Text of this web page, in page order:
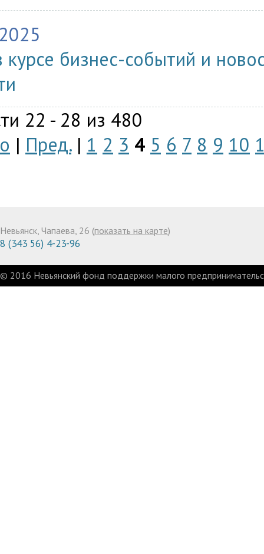
курсе бизнес-событий и
22 - 28 из 480
| Пред.| 1 2 3 4 5 6 7 8 9 10
Невьянск, Чапаева, 26 (показать на карте)
8 (343 56) 4-23-96
© 2016 Невьянский фонд поддержки малого